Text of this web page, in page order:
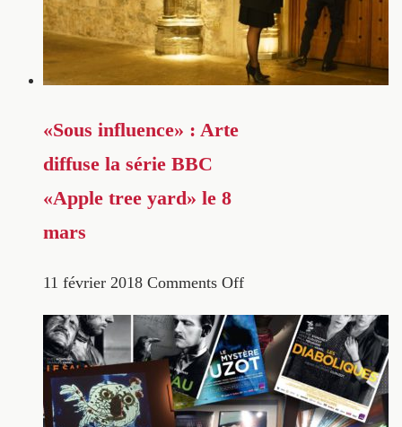
«Sous influence» : Arte
diffuse la série BBC
«Apple tree yard» le 8
mars
11 février 2018 Comments Off